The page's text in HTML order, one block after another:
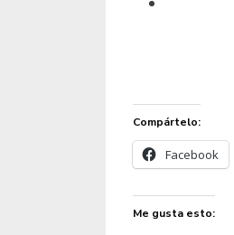
Compártelo:
Facebook
Me gusta esto: